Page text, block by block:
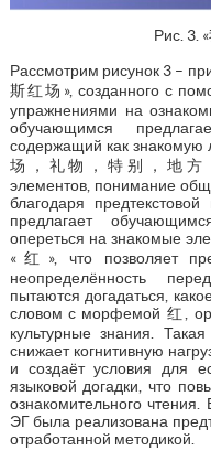
Рис. 3.
Рассмотрим рисунок 3 –
斯红场», созданного с
упражнениями на
обучающимся
содержащий как знакомую
场，礼物，特别，地方 и
элементов, понимание
благодаря
предлагает
опереться на знакомые
«红», что позволяет
неопределённость
пытаются догадаться,
словом с морфемой 红,
культурные знания.
снижает когнитивную
и создаёт условия для
языковой догадки, что
ознакомительного
ЭГ была реализована
отработанной методикой.